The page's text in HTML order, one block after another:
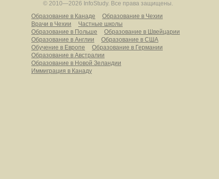
© 2010—2026 InfoStudy. Все права защищены.
Образование в Канаде
Образование в Чехии
Врачи в Чехии
Частные школы
Образование в Польше
Образование в Швейцарии
Образование в Англии
Образование в США
Обучение в Европе
Образование в Германии
Образование в Австралии
Образование в Новой Зеландии
Иммиграция в Канаду